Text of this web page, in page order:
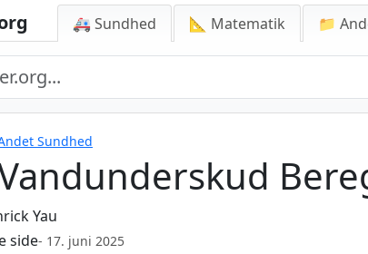
🚑 Sundhed 📐 Matematik 📁
Sundhed
Yau
side- 17. juni 2025